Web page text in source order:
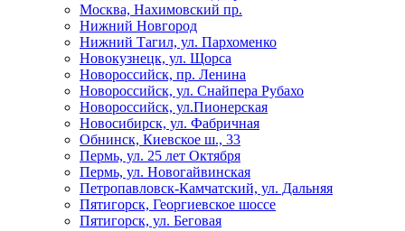
Москва, Нахимовский пр.
Нижний Новгород
Нижний Тагил, ул. Пархоменко
Новокузнецк, ул. Щорса
Новороссийск, пр. Ленина
Новороссийск, ул. Снайпера Рубахо
Новороссийск, ул.Пионерская
Новосибирск, ул. Фабричная
Обнинск, Киевское ш., 33
Пермь, ул. 25 лет Октября
Пермь, ул. Новогайвинская
Петропавловск-Камчатский, ул. Дальняя
Пятигорск, Георгиевское шоссе
Пятигорск, ул. Беговая